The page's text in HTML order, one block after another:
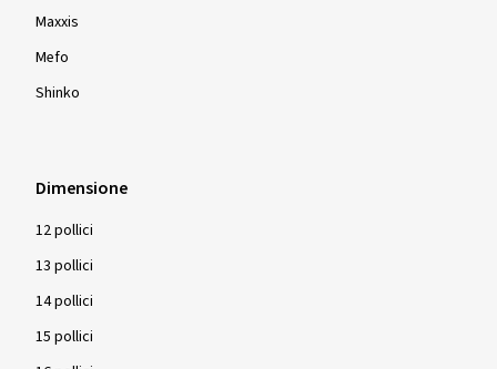
Maxxis
Mefo
Shinko
Dimensione
12 pollici
13 pollici
14 pollici
15 pollici